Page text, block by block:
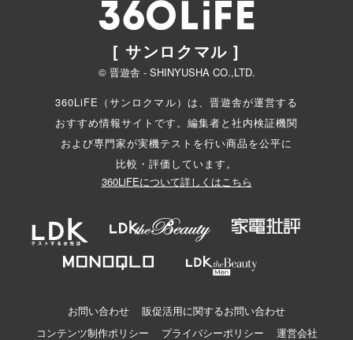
[ サンロクマル ]
© 晋遊舎 - SHINYUSHA CO.,LTD.
360LiFE（サンロクマル）は、晋遊舎が運営する
おすすめ情報サイトです。編集者と社内検証機関
および専門家が実機テストを行い商品を公平に
比較・評価しています。
360LiFEについて詳しくはこちら
お問い合わせ
販促活用に関するお問い合わせ
コンテンツ制作ポリシー
プライバシーポリシー 運営会社